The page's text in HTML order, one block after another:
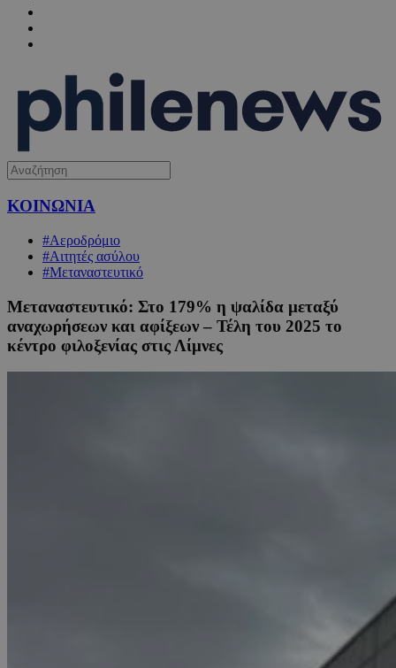
ΚΟΙΝΩΝΙΑ
#Αεροδρόμιο
#Αιτητές ασύλου
#Μεταναστευτικό
Μεταναστευτικό: Στο 179% η ψαλίδα μεταξύ
αναχωρήσεων και αφίξεων – Τέλη του 2025 το
κέντρο φιλοξενίας στις Λίμνες